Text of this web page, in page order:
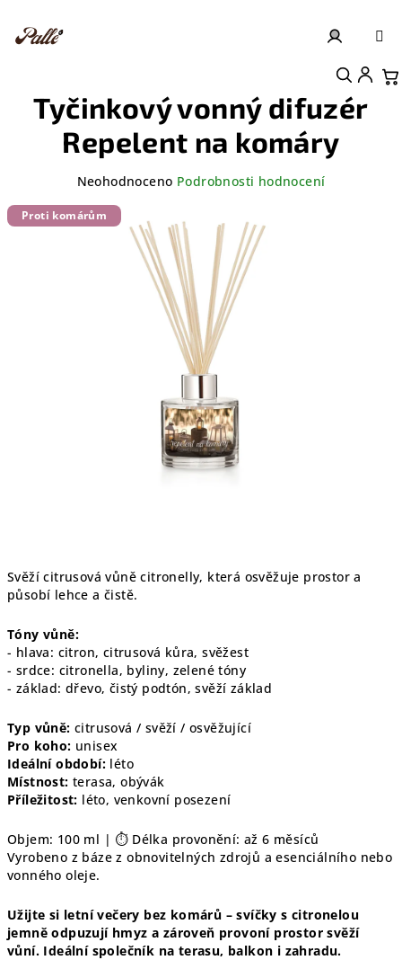
obsah
Přihlášení
Svěží citrusová vůně citronelly, která osvěžuje prostor a
působí lehce a čistě.
Tóny vůně:
- hlava: citron, citrusová kůra, svěžest
- srdce: citronella, byliny, zelené tóny
- základ: dřevo, čistý podtón, svěží základ
Typ vůně: citrusová / svěží / osvěžující
Pro koho: unisex
Ideální období: léto
Místnost: terasa, obývák
Příležitost: léto, venkovní posezení
Objem: 100 ml | ⏱️ Délka provonění: až 6 měsíců
Vyrobeno z báze z obnovitelných zdrojů a esenciálního nebo
vonného oleje.
Užijte si letní večery bez komárů – svíčky s citronelou
jemně odpuzují hmyz a zároveň provoní prostor svěží
vůní. Ideální společník na terasu, balkon i zahradu.
Tyčinkový vonný difuzér
Repelent na komáry
produktu
Neohodnoceno Podrobnosti hodnocení
Proti komárům